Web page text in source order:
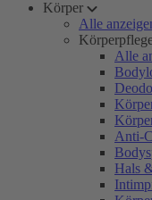
Körper
Alle
Alle
Anti-
Hals